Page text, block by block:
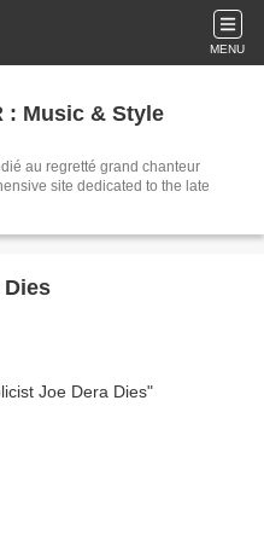
MENU
: Music & Style
au regretté grand chanteur